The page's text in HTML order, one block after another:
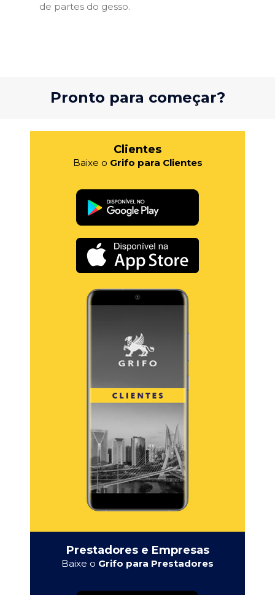
de partes do gesso.
Pronto para começar?
Clientes
Baixe o Grifo para Clientes
Prestadores e Empresas
Baixe o Grifo para Prestadores